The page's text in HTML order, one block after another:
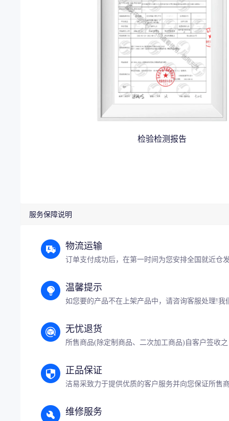
检验检测报告
服务保障说明
物流运输
订单支付成功后，在第一时间为您安排全国就近仓
温馨提示
如您要的产品不在上架产品中，请咨询客服处理!
无忧退货
所售商品(除定制商品、二次加工商品)自客户签收
正品保证
洁易采致力于提供优质的客户服务并向您保证所售
维修服务